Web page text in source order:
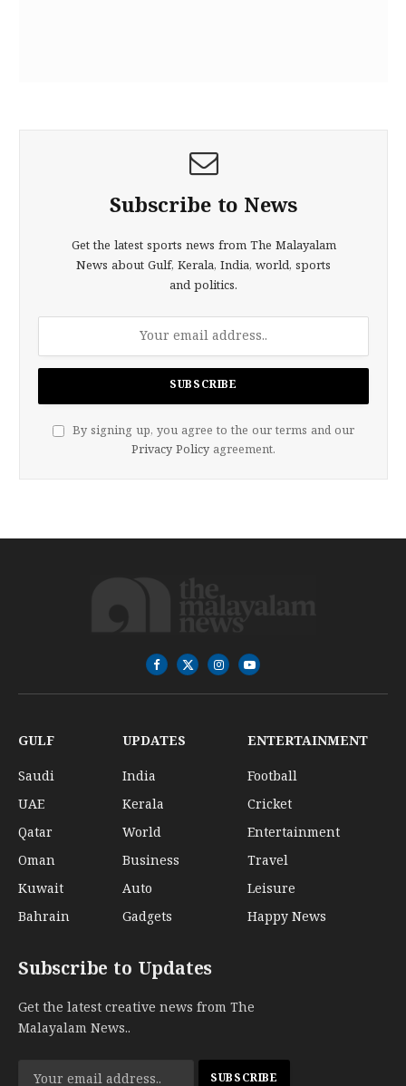
Subscribe to News
Get the latest sports news from The Malayalam
News about Gulf, Kerala, India, world, sports
and politics.
By signing up, you agree to the our terms and our
Privacy Policy agreement.
Facebook
X
(Twitter)
InstagramYouTube
GULF
Saudi
UAE
Qatar
Oman
Kuwait
Bahrain
UPDATES
India
Kerala
World
Business
Auto
Gadgets
ENTERTAINMENT
Football
Cricket
Entertainment
Travel
Leisure
Happy News
Subscribe to Updates
Get the latest creative news from The
Malayalam News..